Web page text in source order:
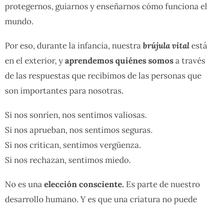
protegernos, guiarnos y enseñarnos cómo funciona el
mundo.
Por eso, durante la infancia, nuestrabrújula vitalestá
en el exterior, yaprendemos quiénes somosa través
de las respuestas que recibimos de las personas que
son importantes para nosotras.
Si nos sonríen, nos sentimos valiosas.
Si nos aprueban, nos sentimos seguras.
Si nos critican, sentimos vergüenza.
Si nos rechazan, sentimos miedo.
No es unaelección consciente. Es parte de nuestro
desarrollo humano. Y es que una criatura no puede